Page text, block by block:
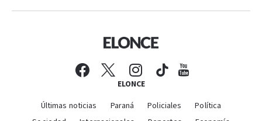
ELONCE
Últimas noticias Paraná Policiales
Política